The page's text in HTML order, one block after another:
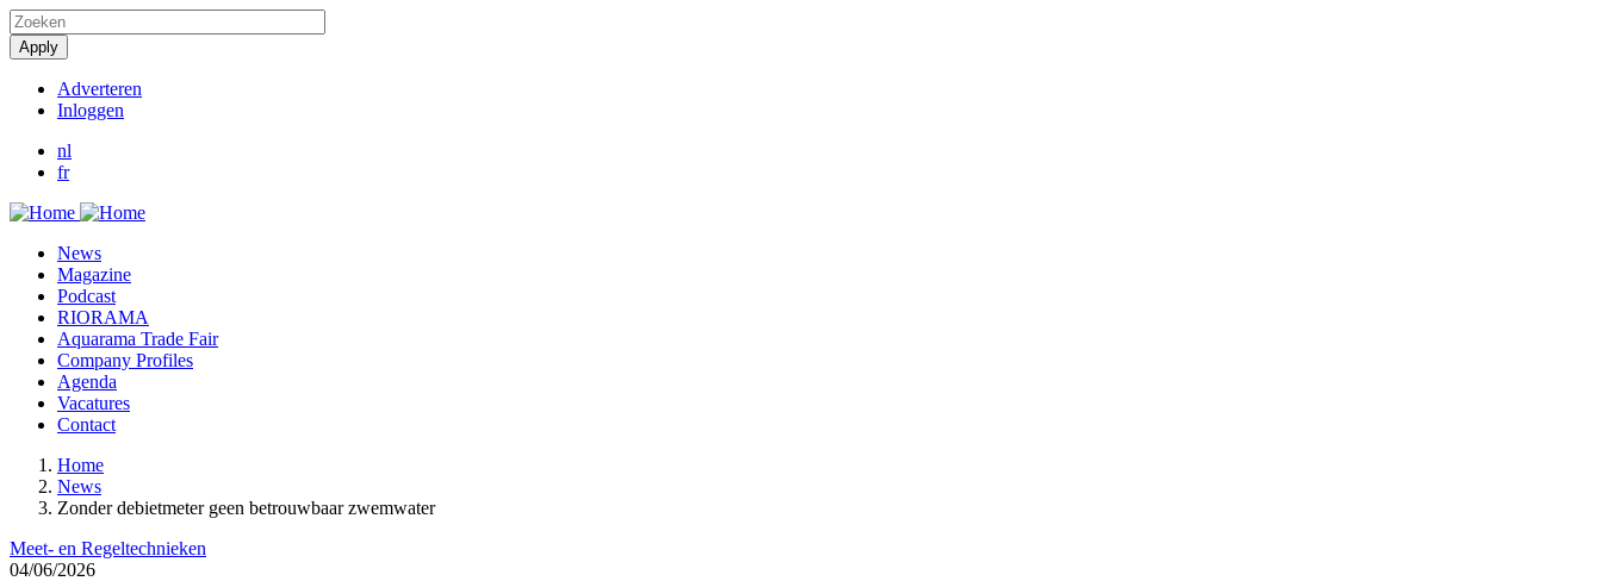
Overslaan
en
naar
inhoud
User
account
menu
Adverteren
Inloggen
nl
fr
News
Magazine
Podcast
RIORAMA
Aquarama Trade Fair
Company Profiles
Agenda
Vacatures
Contact
Kruimelpad
Home
News
Zonder debietmeter geen betrouwbaar zwemwater
Meet- en Regeltechnieken
04/06/2026